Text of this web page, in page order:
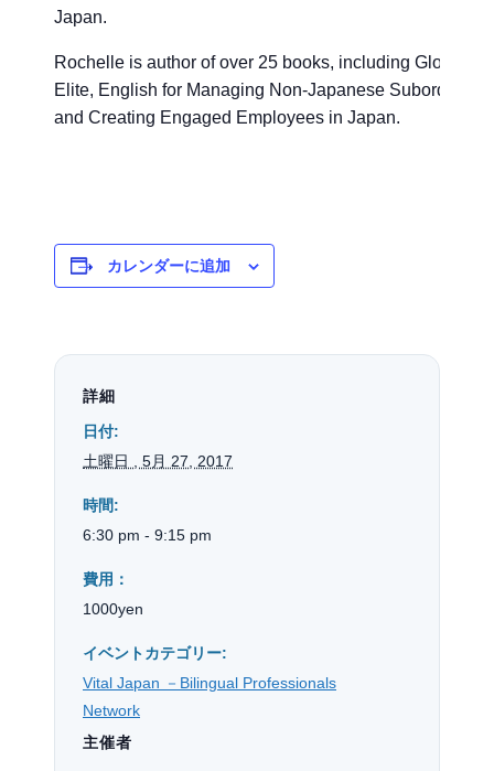
Japan.
Rochelle is author of over 25 books, including Global
Elite, English for Managing Non-Japanese
and Creating Engaged Employees in Japan.
カレンダーに追加
詳細
日付:
土曜日 , 5月 27, 2017
時間:
6:30 pm - 9:15 pm
費用：
1000yen
イベントカテゴリー:
Vital Japan －Bilingual Professionals
Network
主催者